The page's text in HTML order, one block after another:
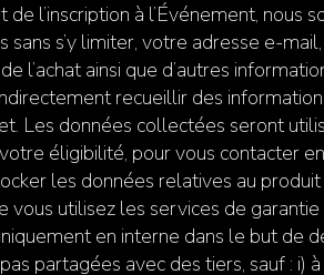
l’inscription à l’Événement, nous
s’y limiter, votre adresse e-
l’achat ainsi que d’autres
recueillir des
Les données collectées seront
éligibilité, pour vous contacter en
les données relatives au
utilisez les services de
en interne dans le but de
partagées avec des tiers, sauf : i)